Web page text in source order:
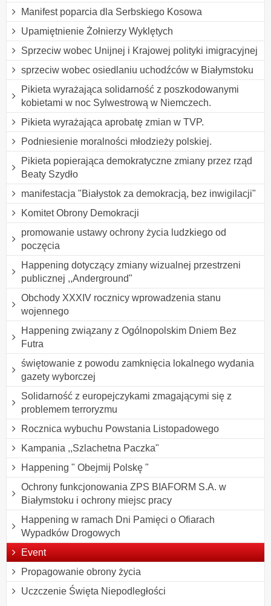
Manifest poparcia dla Serbskiego Kosowa
Upamiętnienie Żołnierzy Wyklętych
Sprzeciw wobec Unijnej i Krajowej polityki imigracyjnej
sprzeciw wobec osiedlaniu uchodźców w Białymstoku
Pikieta wyrażająca solidarność z poszkodowanymi
kobietami w noc Sylwestrową w Niemczech.
Pikieta wyrażająca aprobatę zmian w TVP.
Podniesienie moralności młodzieży polskiej.
Pikieta popierająca demokratyczne zmiany przez rząd
Beaty Szydło
manifestacja "Białystok za demokracją, bez inwigilacji"
Komitet Obrony Demokracji
promowanie ustawy ochrony życia ludzkiego od
poczęcia
Happening dotyczący zmiany wizualnej przestrzeni
publicznej ,,Anderground"
Obchody XXXIV rocznicy wprowadzenia stanu
wojennego
Happening związany z Ogólnopolskim Dniem Bez
Futra
świętowanie z powodu zamknięcia lokalnego wydania
gazety wyborczej
Solidarność z europejczykami zmagającymi się z
problemem terroryzmu
Rocznica wybuchu Powstania Listopadowego
Kampania ,,Szlachetna Paczka"
Happening " Obejmij Polskę "
Ochrony funkcjonowania ZPS BIAFORM S.A. w
Białymstoku i ochrony miejsc pracy
Happening w ramach Dni Pamięci o Ofiarach
Wypadków Drogowych
Event
Propagowanie obrony życia
Uczczenie Święta Niepodległości